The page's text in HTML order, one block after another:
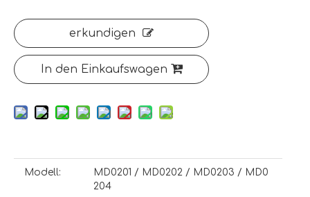
erkundigen
In den Einkaufswagen
Modell:
MD0201 / MD0202 / MD0203 / MD0
204